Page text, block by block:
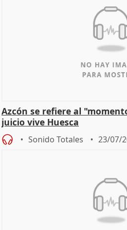
Azcón se refiere al
juicio vive Huesca
Sonido Totales 23/07/